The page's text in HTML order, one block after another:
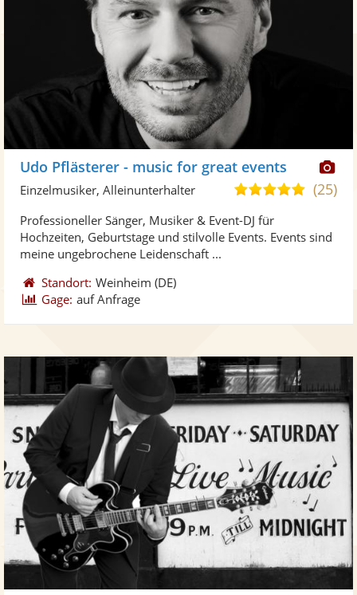
Udo Pflästerer - music for great events
4,9(25)
Einzelmusiker, Alleinunterhalter
Professioneller Sänger, Musiker & Event-DJ für
Hochzeiten, Geburtstage und stilvolle Events. Events sind
meine ungebrochene Leidenschaft ...
Standort: Weinheim (DE)
Gage: auf Anfrage